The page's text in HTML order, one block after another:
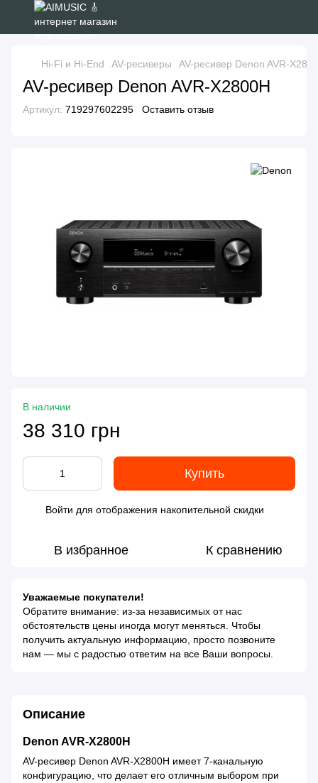
Hi-Fi и Hi-End AV-ресиверы AV-ресивер Denon AVR-
AV-ресивер Denon AVR-X2800H
Артикул: 719297602295 Оставить отзыв
В наличии
38 310 грн
Купить
Войти для отображения накопительной скидки
В избранное К сравнению
Уважаемые покупатели!
Обратите внимание: из-за независимых от нас
обстоятельств цены иногда могут меняться. Чтобы
получить актуальную информацию, просто позвоните
нам — мы с радостью ответим на все Ваши вопросы.
Описание
Denon AVR-X2800H
AV-ресивер Denon AVR-X2800H имеет 7-канальную
конфигурацию, что делает его отличным выбором при